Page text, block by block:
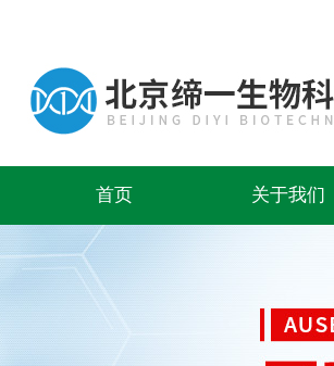
首页 关于我们